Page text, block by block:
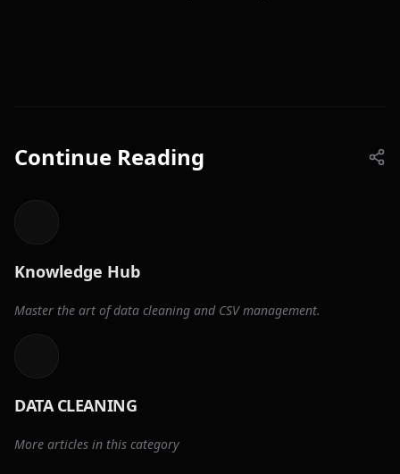
Continue Reading
Knowledge Hub
Master the art of data cleaning and CSV management.
DATA CLEANING
More articles in this category